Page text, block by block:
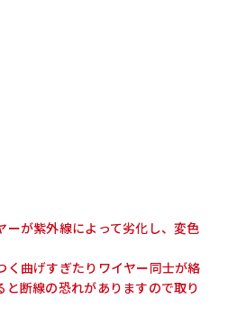
が紫外線によって劣化し、変色
曲げすぎたりワイヤー同士が絡
と断線の恐れがありますので取り